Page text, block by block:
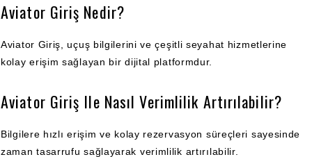
Aviator Giriş Nedir?
Aviator Giriş, uçuş bilgilerini ve çeşitli seyahat hizmetlerine
kolay erişim sağlayan bir dijital platformdur.
Aviator Giriş Ile Nasıl Verimlilik Artırılabilir?
Bilgilere hızlı erişim ve kolay rezervasyon süreçleri sayesinde
zaman tasarrufu sağlayarak verimlilik artırılabilir.